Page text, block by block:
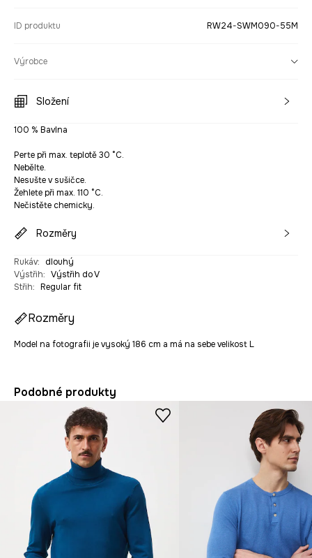
ID produktu RW24-SWM090-55M
Výrobce
Složení
100 % Bavlna
Perte při max. teplotě 30 °C.
Nebělte.
Nesušte v sušičce.
Žehlete při max. 110 °C.
Nečistěte chemicky.
Rozměry
Rukáv:
dlouhý
Výstřih: Výstřih do V
Střih: Regular fit
Rozměry
Model na fotografii je vysoký 186 cm a má na sebe velikost L
Podobné produkty